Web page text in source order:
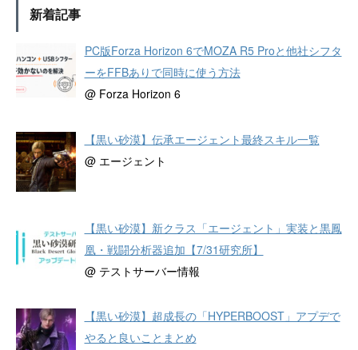
新着記事
PC版Forza Horizon 6でMOZA R5 Proと他社シフタ
ーをFFBありで同時に使う方法
@ Forza Horizon 6
【黒い砂漠】伝承エージェント最終スキル一覧
@ エージェント
【黒い砂漠】新クラス「エージェント」実装と黒鳳
凰・戦闘分析器追加【7/31研究所】
@ テストサーバー情報
【黒い砂漠】超成長の「HYPERBOOST」アプデで
やると良いことまとめ